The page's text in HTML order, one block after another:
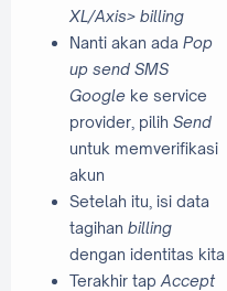
XL/Axis> billing
Nanti akan ada Pop
up send SMS
Google ke service
provider, pilih Send
untuk memverifikasi
akun
Setelah itu, isi data
tagihan billing
dengan identitas kita
Terakhir tap Accept